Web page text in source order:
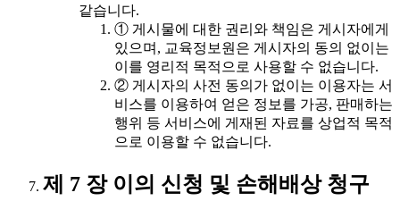
같습니다.
① 게시물에 대한 권리와 책임은 게시자에게
있으며, 교육정보원은 게시자의 동의 없이는
이를 영리적 목적으로 사용할 수 없습니다.
② 게시자의 사전 동의가 없이는 이용자는 서
비스를 이용하여 얻은 정보를 가공, 판매하는
행위 등 서비스에 게재된 자료를 상업적 목적
으로 이용할 수 없습니다.
제 7 장 이의 신청 및 손해배상 청구